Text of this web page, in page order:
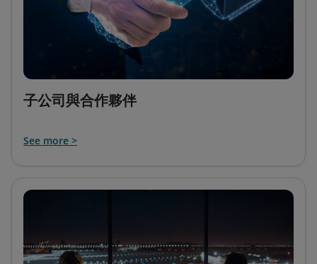
子公司與合作夥伴
See more >